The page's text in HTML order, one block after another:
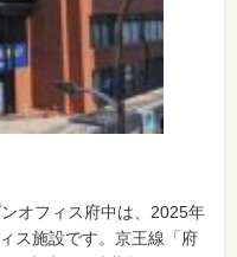
オフィス府中は、2025年
ス施設です。京王線「府